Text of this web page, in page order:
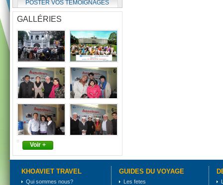
POSTER VOS TÉMOIGNAGES
GALLÉRIES
Voir +
KHOAVIET TRAVEL
Qui sommes nous?
GUIDES DU VOYAGE
Les fetes